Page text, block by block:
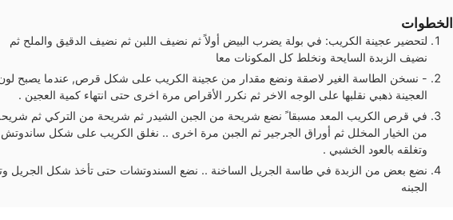
الخطوات
لتحضير عجينة الكريب: في بولة يضرب البيض أولاً ثم نضيف اللبن ثم نضيف الدقيق والملح ثم
نضيف الزبدة السايحة ونخلط كل المكونات معا
- نسخن الطاسة الغير لاصقة ونضع مقدار من عجينة الكريب على شكل قرص, عندما يصبح
العجينة ذهبي نقلبها على الوجه الاخر ثم نكرر الأقراص مرة اخرى حتى انتهاء كمية العجين .
في قرص الكريب المعد مسبقا ً نضع شريحة من الجبن الشيدر ثم شريحة من التركي ثم
من الخيار المخلل ثم أوراق الجرجير ثم الجبن مرة اخرى .. نغلق الكريب على شكل ساندوتش
وتغلقه بالعود الخشبي .
نضع بعض من الزبدة في طاسة الجريل الساخنة .. نضع السندوتشات حتى تأخذ شكل الجريل
الجبنه